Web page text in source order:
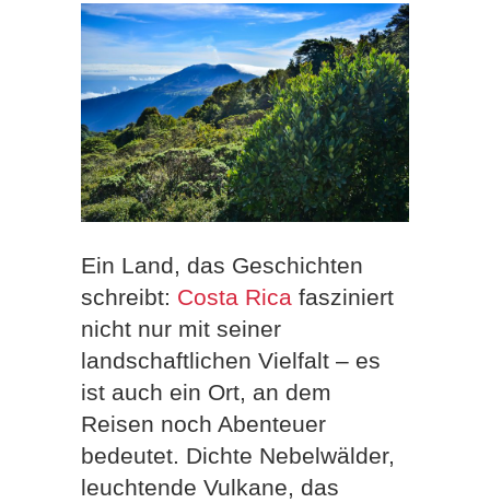
Ein Land, das Geschichten
schreibt: Costa Rica fasziniert
nicht nur mit seiner
landschaftlichen Vielfalt – es
ist auch ein Ort, an dem
Reisen noch Abenteuer
bedeutet. Dichte Nebelwälder,
leuchtende Vulkane, das